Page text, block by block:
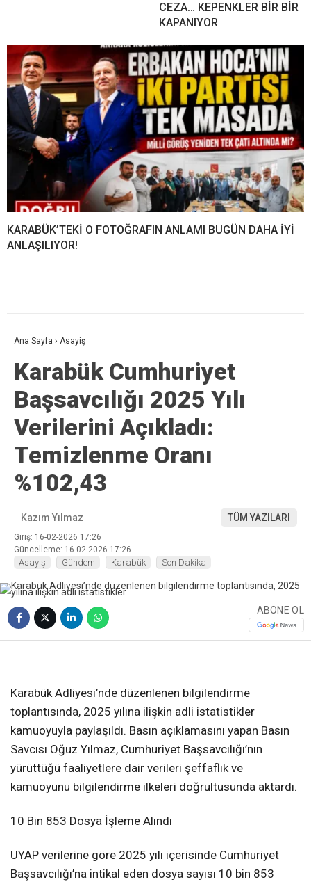
CEZA… KEPENKLER BİR BİR
KAPANIYOR
KARABÜK’TEKİ O FOTOĞRAFIN ANLAMI BUGÜN DAHA İYİ
ANLAŞILIYOR!
Ana Sayfa › Asayiş
Karabük Cumhuriyet
Başsavcılığı 2025 Yılı
Verilerini Açıkladı:
Temizlenme Oranı
%102,43
Kazım Yılmaz TÜM YAZILARI
Giriş: 16-02-2026 17:26
Güncelleme: 16-02-2026 17:26
Asayiş Gündem Karabük Son Dakika
ABONE OL
Karabük Adliyesi’nde düzenlenen bilgilendirme
toplantısında, 2025 yılına ilişkin adli istatistikler
kamuoyuyla paylaşıldı. Basın açıklamasını yapan Basın
Savcısı Oğuz Yılmaz, Cumhuriyet Başsavcılığı’nın
yürüttüğü faaliyetlere dair verileri şeffaflık ve
kamuoyunu bilgilendirme ilkeleri doğrultusunda aktardı.
10 Bin 853 Dosya İşleme Alındı
UYAP verilerine göre 2025 yılı içerisinde Cumhuriyet
Başsavcılığı’na intikal eden dosya sayısı 10 bin 853